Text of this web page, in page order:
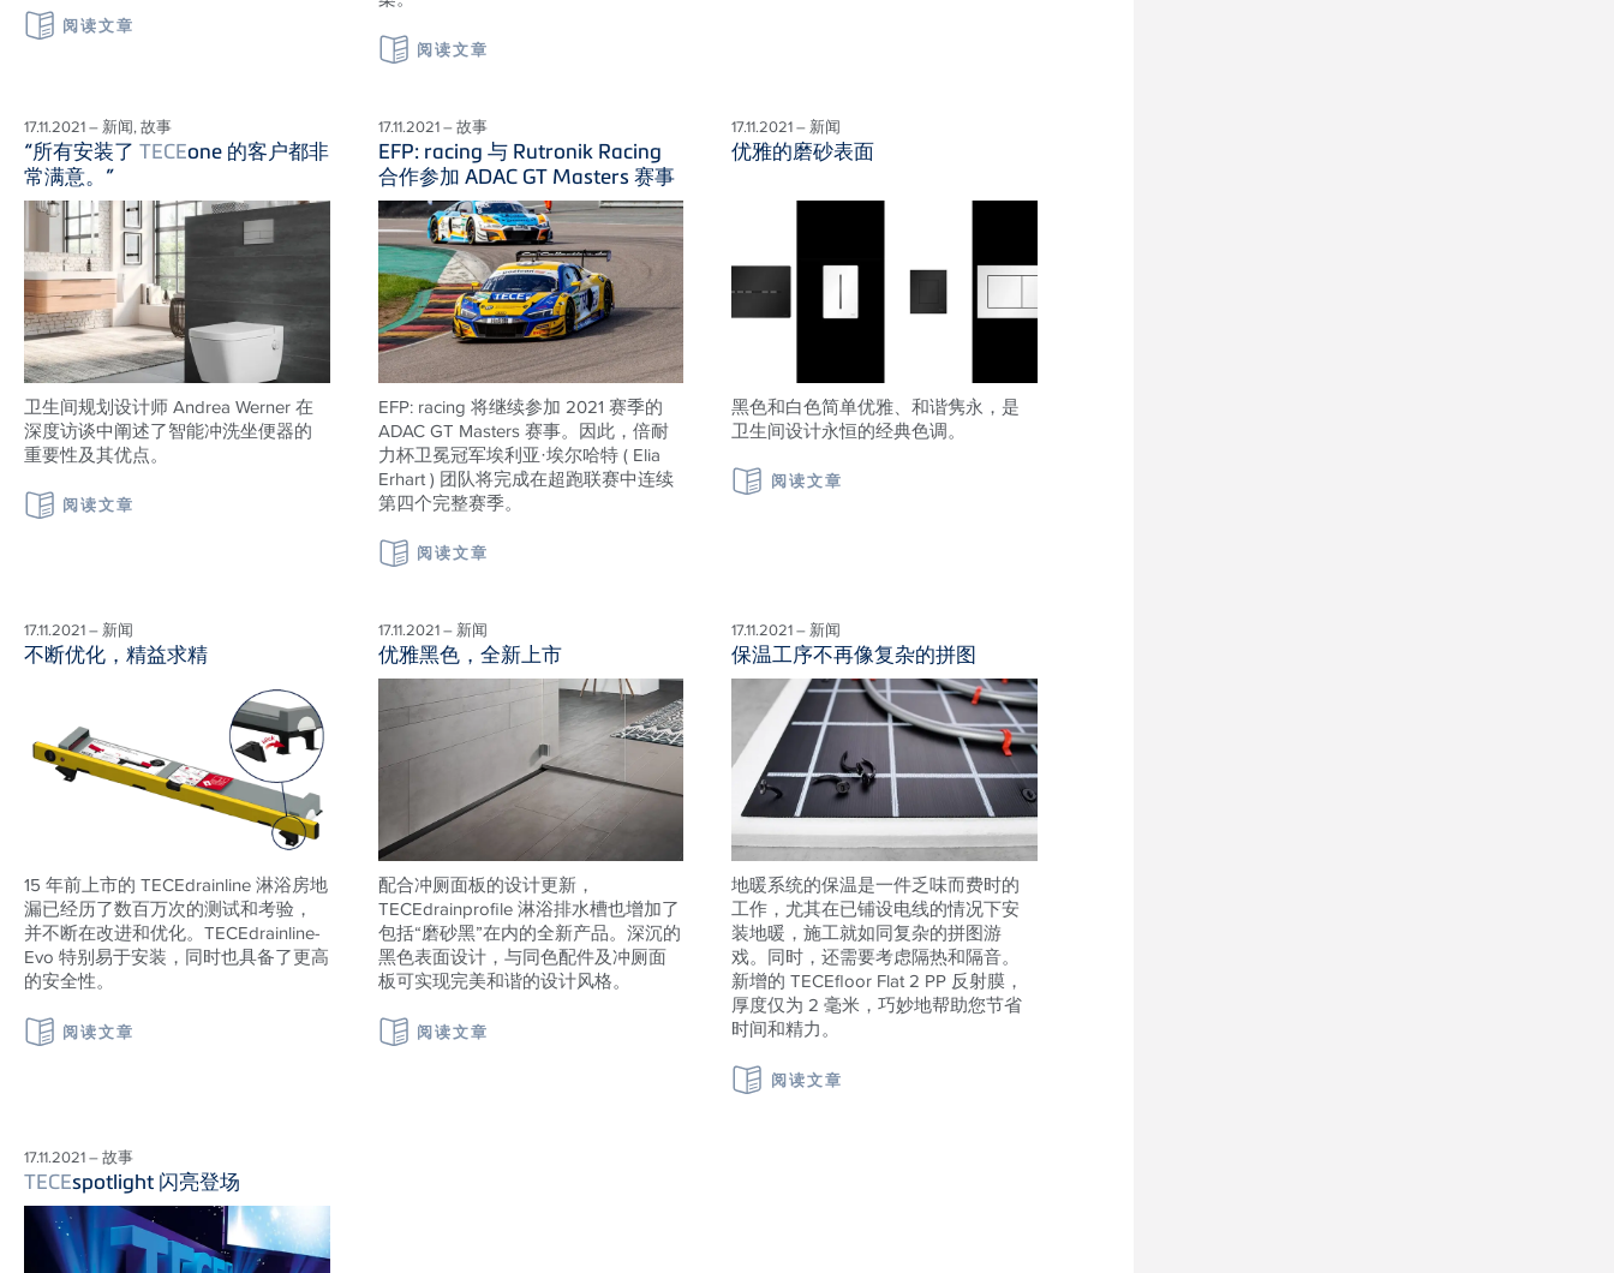
阅读文章
阅读文章
17.11.2021 – 新闻, 故事
“所有安装了 TECEone 的客户都非
常满意。”
卫生间规划设计师 Andrea Werner 在
深度访谈中阐述了智能冲洗坐便器的
重要性及其优点。
阅读文章
17.11.2021 – 故事
EFP: racing 与 Rutronik Racing
合作参加 ADAC GT Masters 赛事
EFP: racing 将继续参加 2021 赛季的
ADAC GT Masters 赛事。因此，倍耐
力杯卫冕冠军埃利亚·埃尔哈特 ( Elia
Erhart ) 团队将完成在超跑联赛中连续
第四个完整赛季。
阅读文章
17.11.2021 – 新闻
优雅的磨砂表面
黑色和白色简单优雅、和谐隽永，是
卫生间设计永恒的经典色调。
阅读文章
17.11.2021 – 新闻
不断优化，精益求精
15 年前上市的 TECEdrainline 淋浴房地
漏已经历了数百万次的测试和考验，
并不断在改进和优化。TECEdrainline-
Evo 特别易于安装，同时也具备了更高
的安全性。
阅读文章
17.11.2021 – 新闻
优雅黑色，全新上市
配合冲厕面板的设计更新，
TECEdrainprofile 淋浴排水槽也增加了
包括“磨砂黑”在内的全新产品。深沉的
黑色表面设计，与同色配件及冲厕面
板可实现完美和谐的设计风格。
阅读文章
17.11.2021 – 新闻
保温工序不再像复杂的拼图
地暖系统的保温是一件乏味而费时的
工作，尤其在已铺设电线的情况下安
装地暖，施工就如同复杂的拼图游
戏。同时，还需要考虑隔热和隔音。
新增的 TECEfloor Flat 2 PP 反射膜，
厚度仅为 2 毫米，巧妙地帮助您节省
时间和精力。
阅读文章
17.11.2021 – 故事
TECEspotlight 闪亮登场